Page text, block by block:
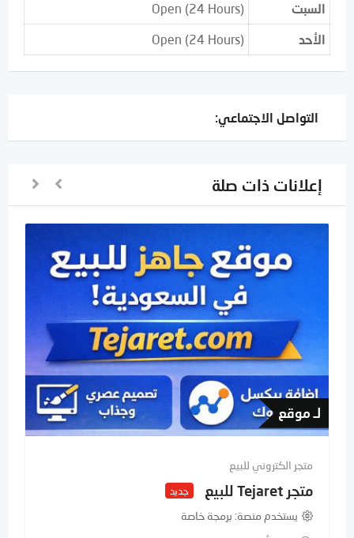
السبت Open (24 Hours)
الأحد Open (24 Hours)
التواصل الاجتماعي:
إعلانات ذات صلة
لـ تطبيق
متجر الكتروني للبيع
متجر متعدد البائعين للبيع
يستخدم منصة منصة Netlify